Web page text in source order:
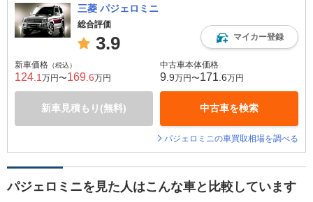
三菱 パジェロミニ
総合評価
3.9 マイカー登録
新車価格 （税込）
124 .1 万円〜169 .6万円
新車見積もり(無料)
中古車本体価格
9 .9万円〜171 .6万円
中古車を検索
パジェロミニの車買取相場を調べる
パジェロミニを見た人はこんな車と比較しています